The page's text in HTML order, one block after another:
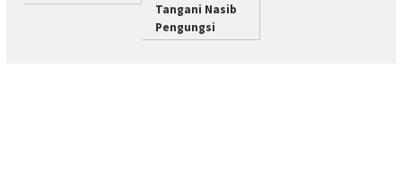
Tangani Nasib
Pengungsi